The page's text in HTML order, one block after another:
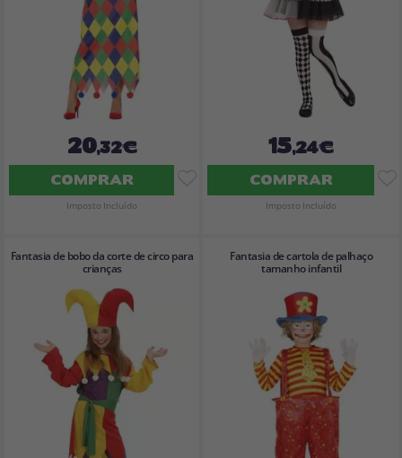
20,32€
COMPRAR
Imposto Incluído
15,24€
COMPRAR
Imposto Incluído
Fantasia de bobo da corte de circo para
crianças
Fantasia de cartola de palhaço
tamanho infantil